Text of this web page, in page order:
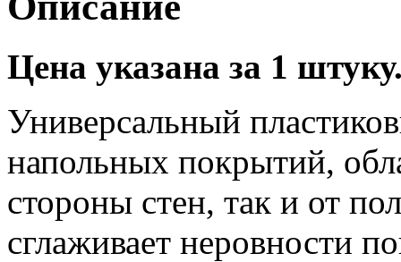
Цена указана за 1
Универсальный
напольных покрытий,
стороны стен, так и от
сглаживает неровности